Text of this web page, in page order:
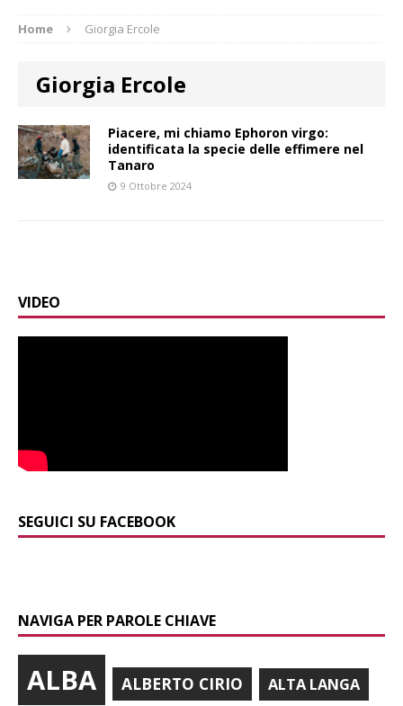
Home Giorgia Ercole
Giorgia Ercole
Piacere, mi chiamo Ephoron virgo:
identificata la specie delle effimere nel
Tanaro
9 Ottobre 2024
VIDEO
SEGUICI SU FACEBOOK
NAVIGA PER PAROLE CHIAVE
ALBA ALBERTO CIRIO ALTA LANGA